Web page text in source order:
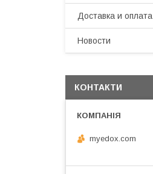
Доставка и оплата
Новости
КОНТАКТИ
myedox.com